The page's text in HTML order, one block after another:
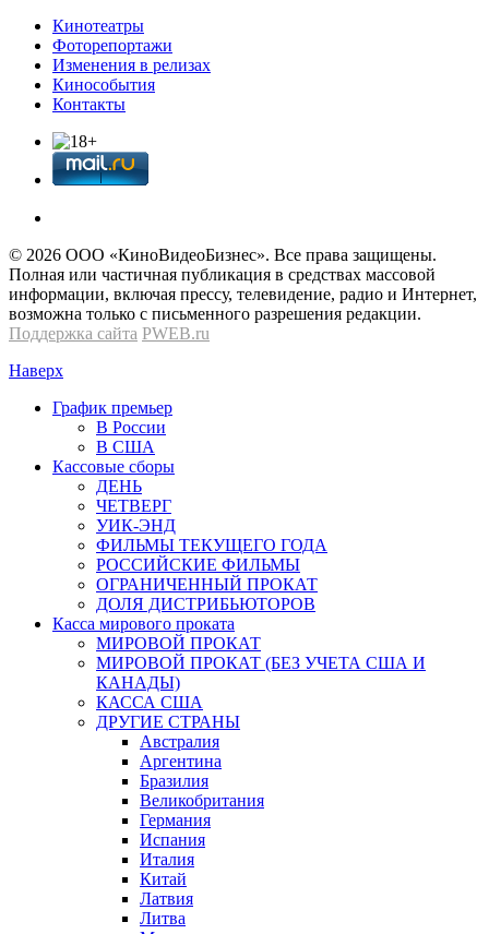
Кинотеатры
Фоторепортажи
Изменения в релизах
Кинособытия
Контакты
© 2026 OOО «КиноВидеоБизнес». Все права защищены.
Полная или частичная публикация в средствах массовой
информации, включая прессу, телевидение, радио и Интернет,
возможна только с письменного разрешения редакции.
Поддержка сайта PWEB.ru
Наверх
График премьер
В России
В США
Кассовые сборы
ДЕНЬ
ЧЕТВЕРГ
УИК-ЭНД
ФИЛЬМЫ ТЕКУЩЕГО ГОДА
РОССИЙСКИЕ ФИЛЬМЫ
ОГРАНИЧЕННЫЙ ПРОКАТ
ДОЛЯ ДИСТРИБЬЮТОРОВ
Касса мирового проката
МИРОВОЙ ПРОКАТ
МИРОВОЙ ПРОКАТ (БЕЗ УЧЕТА США И
КАНАДЫ)
КАССА США
ДРУГИЕ СТРАНЫ
Австралия
Аргентина
Бразилия
Великобритания
Германия
Испания
Италия
Китай
Латвия
Литва